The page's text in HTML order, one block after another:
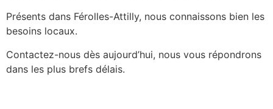
Présents dans Férolles-Attilly, nous connaissons bien les
besoins locaux.
Contactez-nous dès aujourd’hui, nous vous répondrons
dans les plus brefs délais.